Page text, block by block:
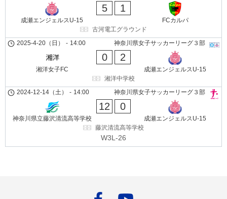
成瀬エンジェルスU-15
5 1
FCカルパ
古河電工グラウンド
神奈川県女子サッカーリーグ３部
2025-4-20（日） - 14:00
湘洋女子FC
0 2
成瀬エンジェルスU-15
湘洋中学校
神奈川県女子サッカーリーグ３部
2024-12-14（土） - 14:00
神奈川県立藤沢清流高等学校
12 0
成瀬エンジェルスU-15
藤沢清流高等学校
W3L-26